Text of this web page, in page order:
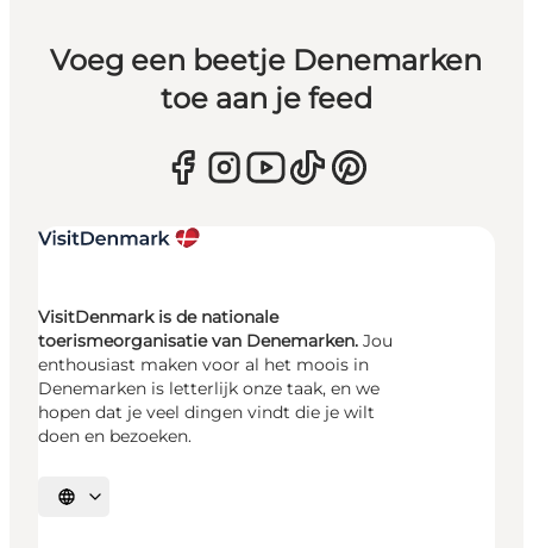
Voeg een beetje Denemarken
toe aan je feed
VisitDenmark is de nationale
toerismeorganisatie van Denemarken. Jou
enthousiast maken voor al het moois in
Denemarken is letterlijk onze taak, en we
hopen dat je veel dingen vindt die je wilt
doen en bezoeken.
Selecteer taal